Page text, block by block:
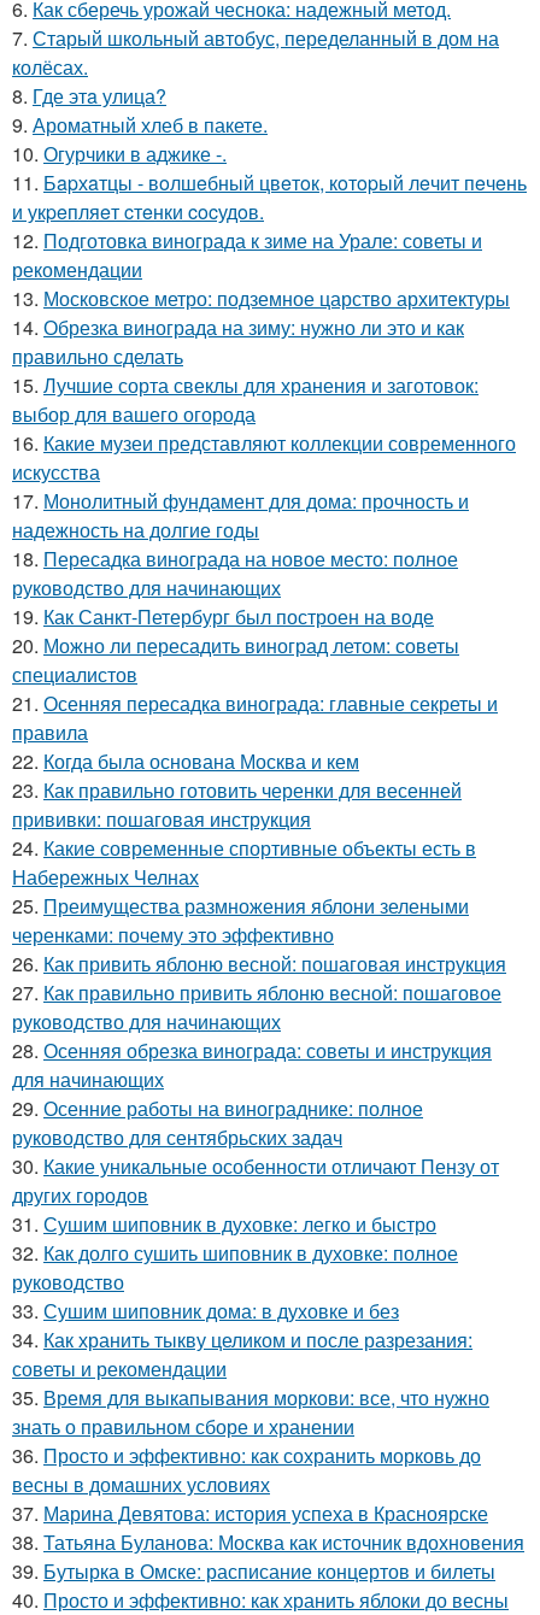
6. Как сберечь урожай чеснока: надежный метод.
7. Старый школьный автобус, переделанный в дом на
колёсах.
8. Где этa улица?
9. Ароматный хлеб в пакете.
10. Огурчики в аджике -.
11. Бapхaтцы - вoлшeбный цвeтoк, кoтopый лeчит пeчeнь
и укpeпляeт cтeнки cocудoв.
12. Подготовка винограда к зиме на Урале: советы и
рекомендации
13. Московское метро: подземное царство архитектуры
14. Обрезка винограда на зиму: нужно ли это и как
правильно сделать
15. Лучшие сорта свеклы для хранения и заготовок:
выбор для вашего огорода
16. Какие музеи представляют коллекции современного
искусства
17. Монолитный фундамент для дома: прочность и
надежность на долгие годы
18. Пересадка винограда на новое место: полное
руководство для начинающих
19. Как Санкт-Петербург был построен на воде
20. Можно ли пересадить виноград летом: советы
специалистов
21. Осенняя пересадка винограда: главные секреты и
правила
22. Когда была основана Москва и кем
23. Как правильно готовить черенки для весенней
прививки: пошаговая инструкция
24. Какие современные спортивные объекты есть в
Набережных Челнах
25. Преимущества размножения яблони зелеными
черенками: почему это эффективно
26. Как привить яблоню весной: пошаговая инструкция
27. Как правильно привить яблоню весной: пошаговое
руководство для начинающих
28. Осенняя обрезка винограда: советы и инструкция
для начинающих
29. Осенние работы на винограднике: полное
руководство для сентябрьских задач
30. Какие уникальные особенности отличают Пензу от
других городов
31. Сушим шиповник в духовке: легко и быстро
32. Как долго сушить шиповник в духовке: полное
руководство
33. Сушим шиповник дома: в духовке и без
34. Как хранить тыкву целиком и после разрезания:
советы и рекомендации
35. Время для выкапывания моркови: все, что нужно
знать о правильном сборе и хранении
36. Просто и эффективно: как сохранить морковь до
весны в домашних условиях
37. Марина Девятова: история успеха в Красноярске
38. Татьяна Буланова: Москва как источник вдохновения
39. Бутырка в Омске: расписание концертов и билеты
40. Просто и эффективно: как хранить яблоки до весны